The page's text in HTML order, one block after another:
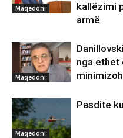
Maqedoni
kallëzimi
armë
Maqedoni
nga ethet
Maqedoni
Pasdite